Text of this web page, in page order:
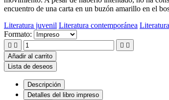
encuentro de una carta en un buzón amarillo en el
Literatura juvenil Literatura contemporánea
Formato:
   
Añadir al carrito
Lista de deseos
Descripción
Detalles del libro impreso